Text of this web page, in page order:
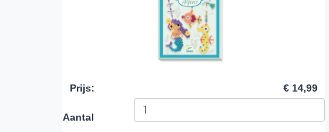
Prijs: € 14,99
Aantal